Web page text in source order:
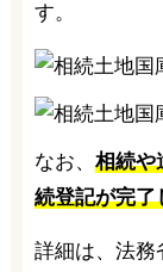
す。
なお、 相続や
続登記が完了
詳細は、法務